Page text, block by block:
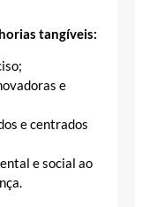
tangíveis:
e
e centrados
e social ao